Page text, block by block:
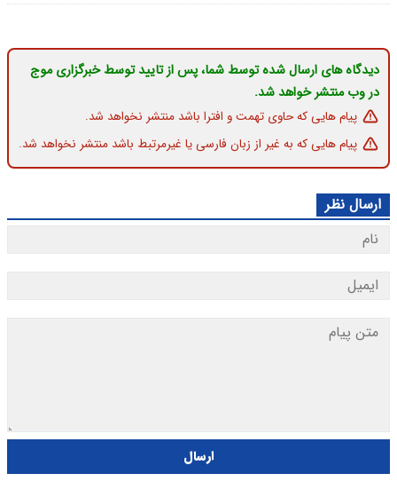
دیدگاه های ارسال شده توسط شما، پس از تایید توسط خبرگزاری موج
در وب منتشر خواهد شد.
پیام هایی که حاوی تهمت و افترا باشد منتشر نخواهد شد.
پیام هایی که به غیر از زبان فارسی یا غیرمرتبط باشد منتشر نخواهد شد.
ارسال نظر
ارسال